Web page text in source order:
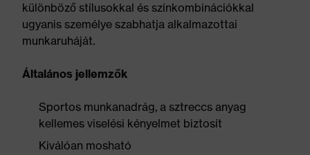
különböző stílusokkal és színkombinációkkal
ugyanis személye szabhatja alkalmazottai
munkaruháját.
Általános jellemzők
Sportos munkanadrág, a sztreccs anyag
kellemes viselési kényelmet biztosít
Kiválóan mosható